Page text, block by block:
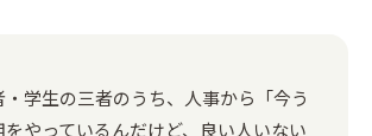
・学生の三者のうち、人事から「今う
をやっているんだけど、良い人いない